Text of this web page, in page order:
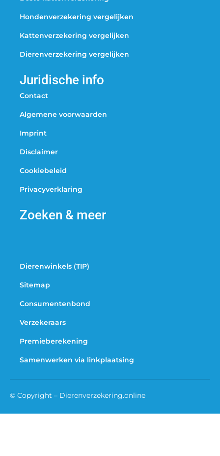
Hondenverzekering vergelijken
Kattenverzekering vergelijken
Dierenverzekering vergelijken
Juridische info
Contact
Algemene voorwaarden
Imprint
Disclaimer
Cookiebeleid
Privacyverklaring
Zoeken & meer
Dierenwinkels (TIP)
Sitemap
Consumentenbond
Verzekeraars
Premieberekening
Samenwerken via linkplaatsing
© Copyright – Dierenverzekering.online